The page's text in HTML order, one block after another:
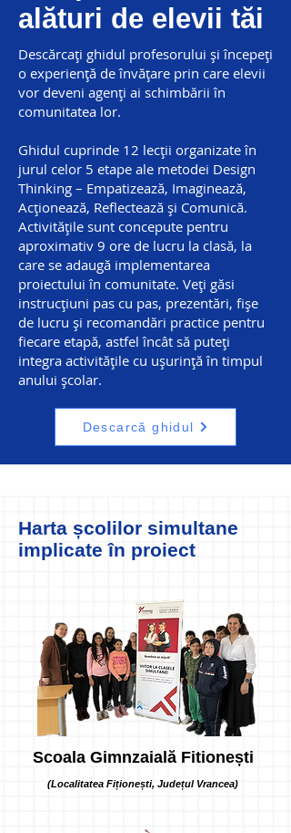
importante.
alături de elevii tăi
Descărcați ghidul profesorului și începeți
o experiență de învățare prin care elevii
vor deveni agenți ai schimbării în
comunitatea lor.
Ghidul cuprinde 12 lecții organizate în
jurul celor 5 etape ale metodei Design
Thinking – Empatizează, Imaginează,
Acționează, Reflectează și Comunică.
Activitățile sunt concepute pentru
aproximativ 9 ore de lucru la clasă, la
care se adaugă implementarea
proiectului în comunitate. Veți găsi
instrucțiuni pas cu pas, prezentări, fișe
de lucru și recomandări practice pentru
fiecare etapă, astfel încât să puteți
integra activitățile cu ușurință în timpul
anului școlar.
Descarcă ghidul
Harta școlilor simultane
implicate în proiect
Scoala Gimnzaială Fitionești
(Localitatea Fiționești, Județul Vrancea)